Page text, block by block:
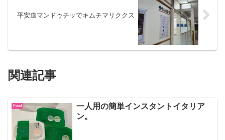
平安道マンドゥチッでキムチマリククス
関連記事
Food
一人用の簡単インスタントイタリア
ン。